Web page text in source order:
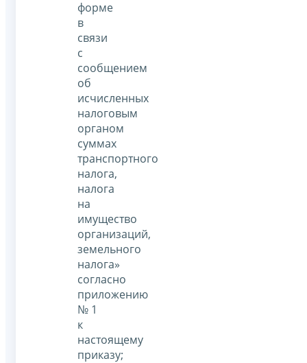
форме
в
связи
с
сообщением
об
исчисленных
налоговым
органом
суммах
транспортного
налога,
налога
на
имущество
организаций,
земельного
налога»
согласно
приложению
№ 1
к
настоящему
приказу;